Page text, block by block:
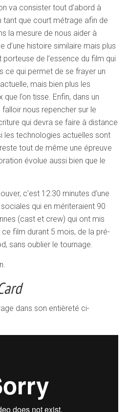
va consister tout d’abord à
tant que court métrage afin de
la mesure de nous aider à
d’une histoire similaire mais plus
de l’essence du film qui
ce qui permet de se frayer un
mais bien plus les
l’on tisse. Enfin, dans un
nous repencher sur le
qui devra se faire à distance
les technologies actuelles sont
tout de même une épreuve
évolue aussi bien que le
c’est 12:30 minutes d’une
qui en mériteraient 90
(cast et crew) qui ont mis
ce film durant 5 mois, de la pré-
sans oublier le tournage.
dans son entièreté ci-